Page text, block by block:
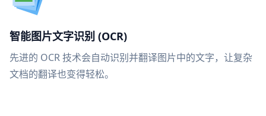
智能图片文字识别 (OCR)
先进的 OCR 技术会自动识别并翻译图片中的文字，让复杂
文档的翻译也变得轻松。